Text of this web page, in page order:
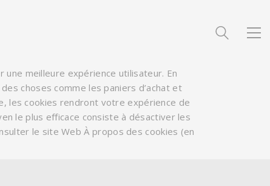
meilleure expérience utilisateur. En
choses comme les paniers d’achat et
les cookies rendront votre expérience de
le plus efficace consiste à désactiver les
le site WebÀ propos des cookies (en